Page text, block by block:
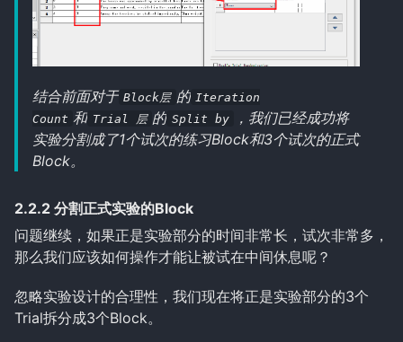
结合前面对于 Block层 的 Iteration
Count 和 Trial 层 的 Split by
，我们已经成功将
实验分割成了1个试次的练习Block和3个试次的正式
Block。
2.2.2 分割正式实验的Block
问题继续，如果正是实验部分的时间非常长，试次非常多，
那么我们应该如何操作才能让被试在中间休息呢？
忽略实验设计的合理性，我们现在将正是实验部分的3个
Trial拆分成3个Block。